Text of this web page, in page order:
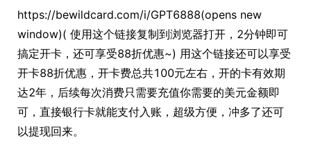
https://bewildcard.com/i/GPT6888(opens new
window)( 使用这个链接复制到浏览器打开，2分钟即可
搞定开卡，还可享受88折优惠~) 用这个链接还可以享受
开卡88折优惠，开卡费总共100元左右，开的卡有效期
达2年，后续每次消费只需要充值你需要的美元金额即
可，直接银行卡就能支付入账，超级方便，冲多了还可
以提现回来。